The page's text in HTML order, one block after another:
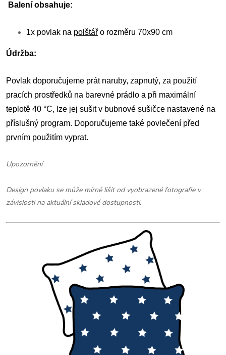
Balení obsahuje:
1x povlak na polštář o rozměru 70x90 cm
Údržba:
Povlak doporučujeme prát naruby, zapnutý, za použití
pracích prostředků na barevné prádlo a při maximální
teplotě 40 °C, lze jej sušit v bubnové sušičce nastavené na
příslušný program. Doporučujeme také povlečení před
prvním použitím vyprat.
Upozornění
Design povlaku se může mírně lišit od vyobrazené fotografie v
závislosti na aktuální skladové dostupnosti.